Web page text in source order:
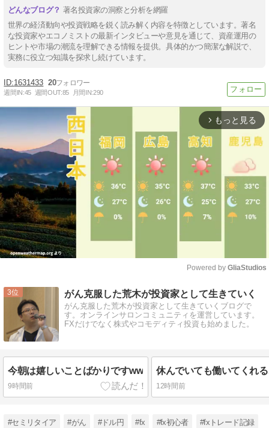
著名投資家の洞察と分析を網羅
世界の経済動向や投資戦略を鋭く読み解く内容を特徴としています。著名
な投資家やエコノミストの最新インタビューや意見を通じて、資産運用の
ヒントや市場の潮流を理解できる情報を提供。具体的かつ簡潔な解説で、
実務に役立つ知識を探求し続けています。
1631433 20
週間IN:45 週間OUT:85 月間IN:290
arrow_forward_ios もっと見る
Mute
Powered by GliaStudios
3 がん克服した荒木が投資家として生きていく
がん克服した荒木が投資家として生きていくブログで
す。オンラインサロンコミュニティを運営しています。
FXだけでなく株式やコモディティ投資も始めました。
今朝は嬉しいことばかりですww
9時間前 12時間前
#セミリタイア #がん #ドル円 #fx #fx初心者 #fxトレード記録